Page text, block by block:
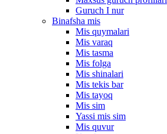
Guruch I nur
Binafsha mis
Mis quymalari
Mis varaq
Mis tasma
Mis folga
Mis shinalari
Mis tekis bar
Mis tayoq
Mis sim
Yassi mis sim
Mis quvur